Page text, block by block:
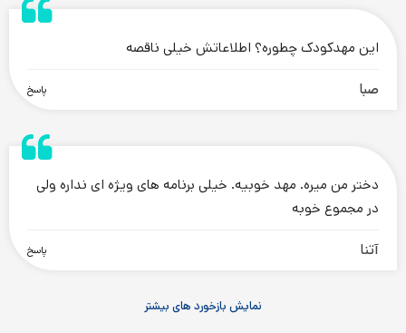
پاسخ
این مهدکودک چطوره؟ اطلاعاتش خیلی ناقصه
صبا
پاسخ
.
دختر من میره. مهد خوبیه. خیلی برنامه های ویژه ای نداره ولی
در مجموع خوبه
آتنا
نمایش بازخورد های بیشتر